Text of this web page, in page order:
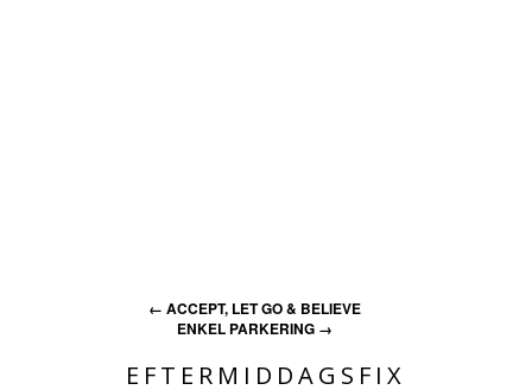
← ACCEPT, LET GO & BELIEVE
ENKEL PARKERING →
EFTERMIDDAGSFIX